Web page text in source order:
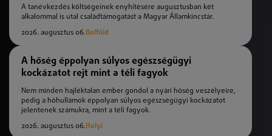
A tanévkezdés költségeinek enyhítésére augusztusban két
alkalommal is utal családtámogatást a Magyar Államkincstár.
2026. augusztus 06.Belföld
A hőség éppolyan súlyos egészségügyi
kockázatot rejt mint a téli fagyok
Nem minden hajléktalan ember gondol a nyári hőség veszélyeire,
pedig a hőhullámok éppolyan súlyos egészségügyi kockázatot
jelentenek számukra, mint a téli fagyok.
2026. augusztus 06. Helyi